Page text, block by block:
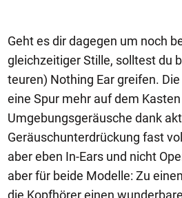
Geht es dir dagegen um noch
gleichzeitiger Stille, solltest du
teuren) Nothing Ear greifen.
eine Spur mehr auf dem
Umgebungsgeräusche dank
Geräuschunterdrückung fast
aber eben In-Ears und nicht
aber für beide Modelle: Zu
die Kopfhörer einen